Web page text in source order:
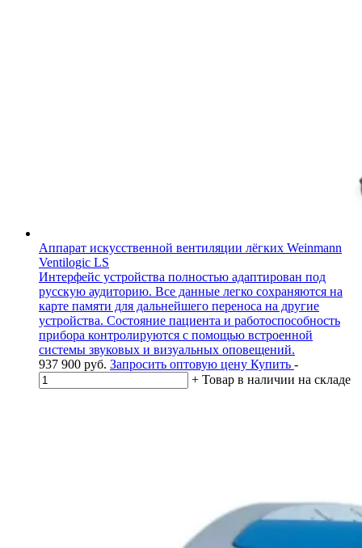
Аппарат искусственной вентиляции лёгких Weinmann
Ventilogic LS
Интерфейс устройства полностью адаптирован под
русскую аудиторию. Все данные легко сохраняются на
карте памяти для дальнейшего переноса на другие
устройства. Состояние пациента и работоспособность
прибора контролируются с помощью встроенной
системы звуковых и визуальных оповещений.
937 900 руб. Запросить оптовую цену Купить -
+ Товар в наличии на складе